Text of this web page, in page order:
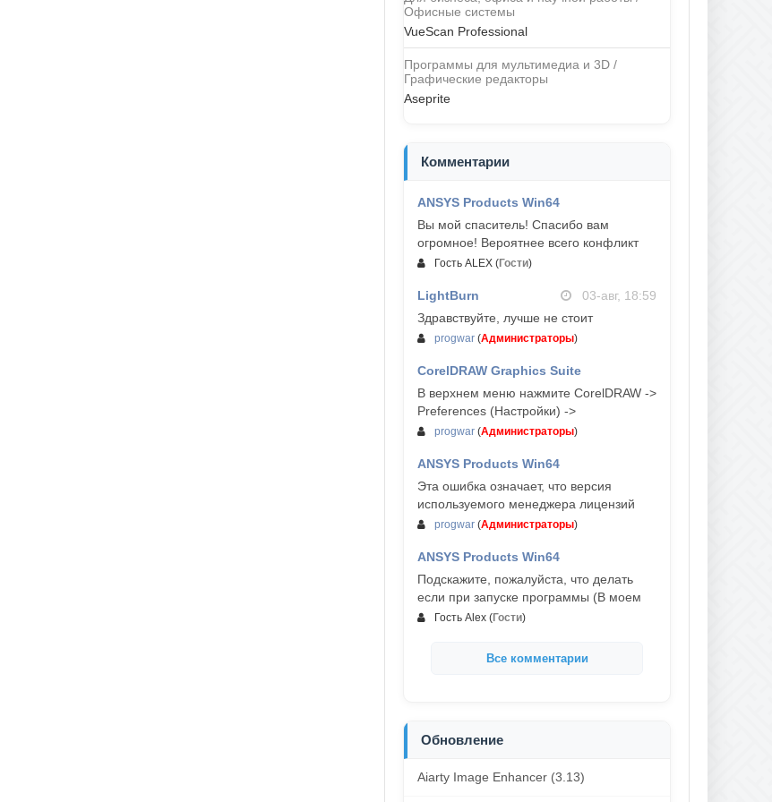
Офисные системы
VueScan Professional
Программы для мультимедиа и 3D /
Графические редакторы
Aseprite
Комментарии
ANSYS Products Win64
Вы мой спаситель! Спасибо вам
огромное! Вероятнее всего конфликт
Гость ALEX (Гости)
LightBurn
03-авг, 18:59
Здравствуйте, лучше не стоит
progwar (Администраторы)
CorelDRAW Graphics Suite
03-авг, 18:58
В верхнем меню нажмите CorelDRAW ->
Preferences (Настройки) ->
progwar (Администраторы)
ANSYS Products Win64
Эта ошибка означает, что версия
используемого менеджера лицензий
progwar (Администраторы)
ANSYS Products Win64
Подскажите, пожалуйста, что делать
если при запуске программы (В моем
Гость Alex (Гости)
Все комментарии
Обновление
Aiarty Image Enhancer (3.13)